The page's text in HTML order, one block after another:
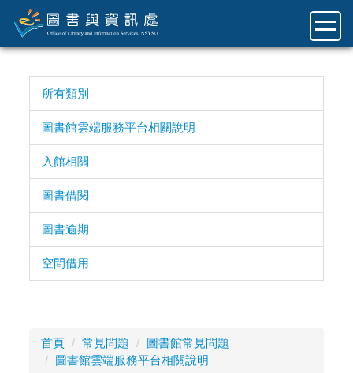
到
主
所有類別
圖書館雲端服務平台相關說明
入館相關
圖書借閱
圖書逾期
空間借用
首頁 常見問題
圖書館常見問題
圖書館雲端服務平台相關說明